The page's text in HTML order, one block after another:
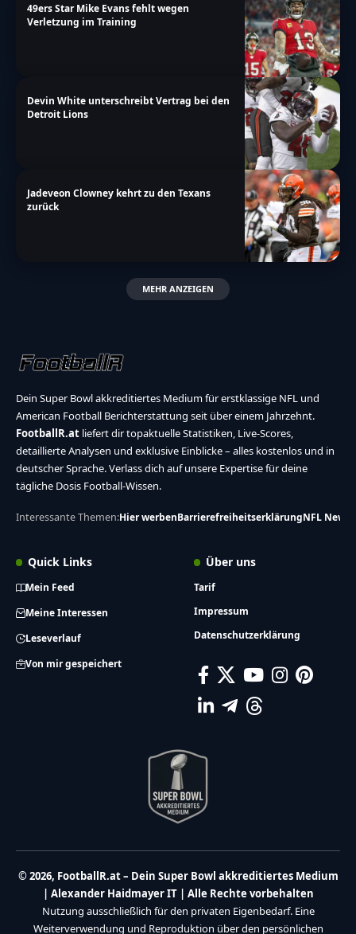
49ers Star Mike Evans fehlt wegen
Verletzung im Training
Devin White unterschreibt Vertrag bei den
Detroit Lions
Jadeveon Clowney kehrt zu den Texans
zurück
MEHR ANZEIGEN
Dein Super Bowl akkreditiertes Medium für erstklassige NFL und
American Football Berichterstattung seit über einem Jahrzehnt.
FootballR.at liefert dir topaktuelle Statistiken, Live-Scores,
detaillierte Analysen und exklusive Einblicke – alles kostenlos und in
deutscher Sprache. Verlass dich auf unsere Expertise für deine
tägliche Dosis Football-Wissen.
Interessante Themen:Hier werbenBarrierefreiheitserklärungNFL News
Quick Links
Mein Feed
Meine Interessen
Leseverlauf
Von mir gespeichert
Über uns
Tarif
Impressum
Datenschutzerklärung
© 2026, FootballR.at – Dein Super Bowl akkreditiertes Medium
| Alexander Haidmayer IT | Alle Rechte vorbehalten
Nutzung ausschließlich für den privaten Eigenbedarf. Eine
Weiterverwendung und Reproduktion über den persönlichen